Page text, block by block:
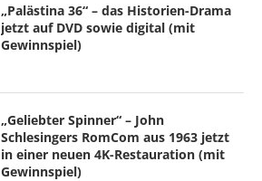
„Palästina 36“ – das Historien-Drama
jetzt auf DVD sowie digital (mit
Gewinnspiel)
„Geliebter Spinner“ – John
Schlesingers RomCom aus 1963 jetzt
in einer neuen 4K-Restauration (mit
Gewinnspiel)